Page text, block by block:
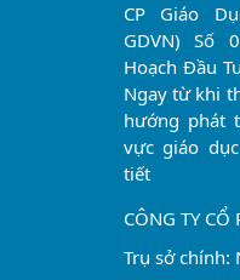
CP Giáo
GDVN) Số
Hoạch Đầu
Ngay từ khi
hướng phát
vực giáo
tiết
CÔNG TY
Trụ sở chính: